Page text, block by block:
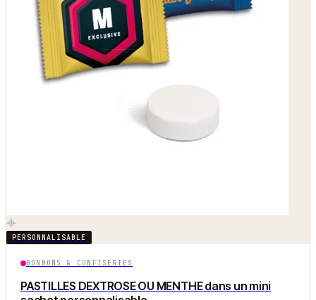
PERSONNALISABLE
BONBONS & CONFISERIES
PASTILLES DEXTROSE OU MENTHE dans un mini